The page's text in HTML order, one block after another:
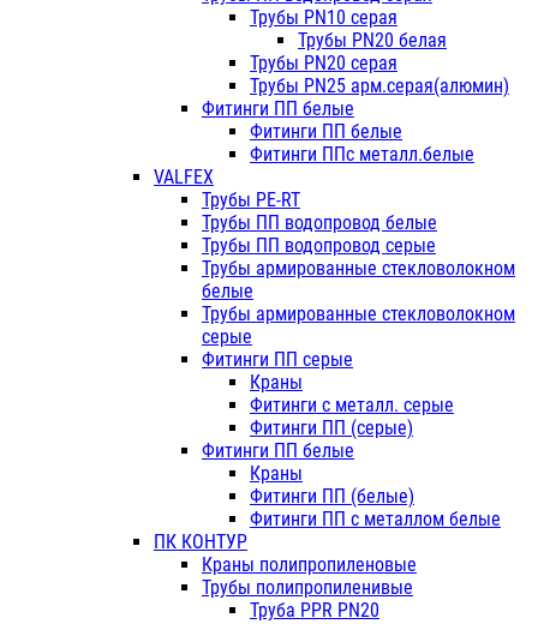
Трубы PN10 серая
Трубы PN20 белая
Трубы PN20 серая
Трубы PN25 арм.серая(алюмин)
Фитинги ПП белые
Фитинги ПП белые
Фитинги ППс металл.белые
VALFEX
Трубы PE-RT
Трубы ПП водопровод белые
Трубы ПП водопровод серые
Трубы армированные стекловолокном
белые
Трубы армированные стекловолокном
серые
Фитинги ПП серые
Краны
Фитинги с металл. серые
Фитинги ПП (серые)
Фитинги ПП белые
Краны
Фитинги ПП (белые)
Фитинги ПП с металлом белые
ПК КОНТУР
Краны полипропиленовые
Трубы полипропиленивые
Труба PPR PN20